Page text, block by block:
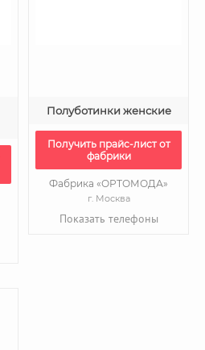
Полуботинки женские
Получить прайс-лист от
фабрики
Фабрика «ОРТОМОДА»
г. Москва
Показать телефоны